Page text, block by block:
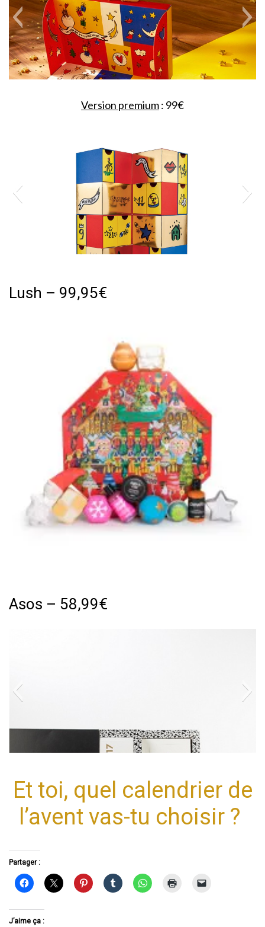
Version premium: 99€
Lush – 99,95€
Asos – 58,99€
Et toi, quel calendrier de
l’avent vas-tu choisir ?
Partager :
J’aime ça :